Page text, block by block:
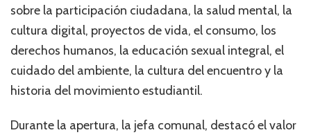
sobre la participación ciudadana, la salud mental, la
cultura digital, proyectos de vida, el consumo, los
derechos humanos, la educación sexual integral, el
cuidado del ambiente, la cultura del encuentro y la
historia del movimiento estudiantil.
Durante la apertura, la jefa comunal, destacó el valor